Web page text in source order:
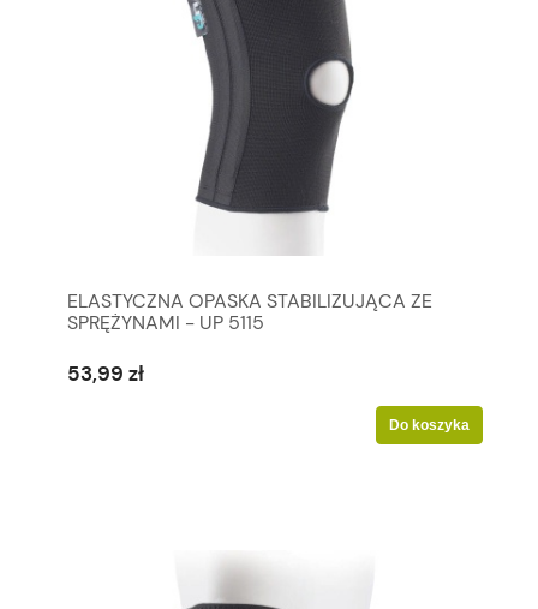
ELASTYCZNA OPASKA STABILIZUJĄCA ZE
SPRĘŻYNAMI - UP 5115
53,99 zł
Do koszyka